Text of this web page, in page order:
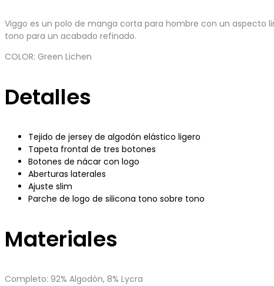
Viggo es un polo de manga corta para hombre con un aspecto
tono para un acabado refinado.
COLOR: Green Lichen
Detalles
Tejido de jersey de algodón elástico ligero
Tapeta frontal de tres botones
Botones de nácar con logo
Aberturas laterales
Ajuste slim
Parche de logo de silicona tono sobre tono
Materiales
Completo: 92% Algodón, 8% Lycra